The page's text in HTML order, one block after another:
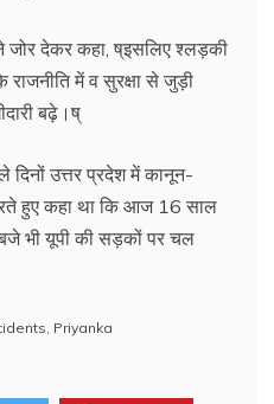
जोर देकर कहा, ष्इसलिए श्लड़की
में व सुरक्षा से जुड़ी
बढ़े।ष्
दिनों उत्तर प्रदेश में कानून-
हुए कहा था कि आज 16 साल
भी यूपी की सड़कों पर चल
Priyanka